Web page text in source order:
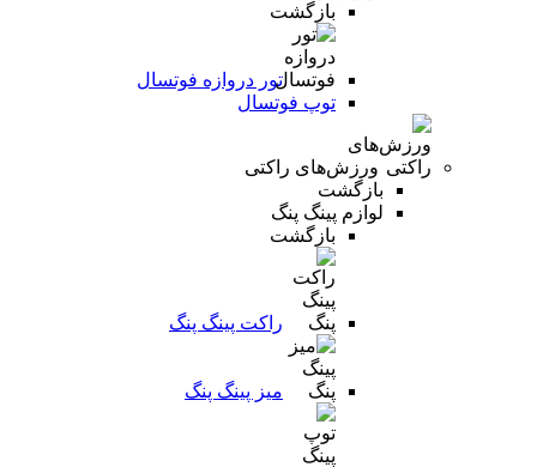
بازگشت
تور دروازه فوتسال
توپ فوتسال
ورزش‌های راکتی
بازگشت
لوازم پینگ پنگ
بازگشت
راکت پینگ پنگ
میز پینگ پنگ